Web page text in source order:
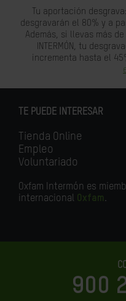
Tu aportación
desgravarán el 80% y a
Además, si llevas más
INTERMÓN, tu
incrementa hasta el
TE PUEDE INTERESAR
Tienda Online
Empleo
Voluntariado
Oxfam Intermón es
internacional Oxfam.
900